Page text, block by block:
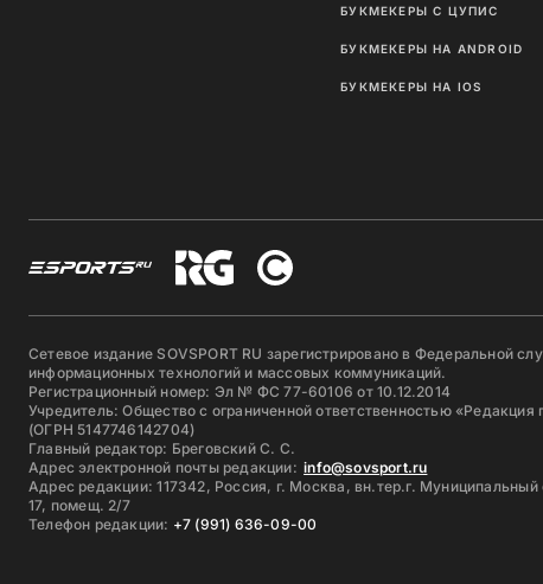
БУКМЕКЕРЫ С ЦУПИС
БУКМЕКЕРЫ НА ANDROID
БУКМЕКЕРЫ НА IOS
Сетевое издание SOVSPORT RU зарегистрировано в Федеральной
информационных технологий и массовых коммуникаций.
Регистрационный номер: Эл № ФС 77-60106 от 10.12.2014
Учредитель: Общество с ограниченной ответственностью «Редакция
(ОГРН 5147746142704)
Главный редактор: Бреговский С. С.
Адрес электронной почты редакции: info@sovsport.ru
Адрес редакции: 117342, Россия, г. Москва, вн.тер.г. Муниципальный
17, помещ. 2/7
Телефон редакции: +7 (991) 636-09-00